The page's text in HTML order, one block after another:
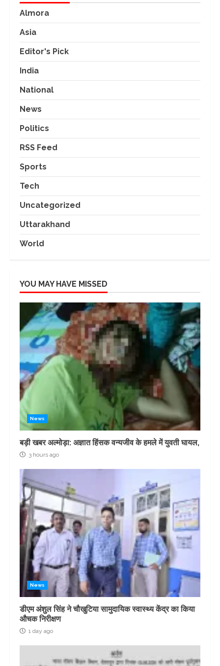
Almora
Asia
Editor's Pick
India
National
News
Politics
RSS Feed
Sports
Tech
Uncategorized
Uttarakhand
World
YOU MAY HAVE MISSED
News
बड़ी खबर अल्मोड़ा: अज्ञात हिंसक वन्यजीव के हमले में युवती घायल,
3 hours ago
News
डीएम अंशुल सिंह ने चौखुटिया सामुदायिक स्वास्थ्य केंद्र का किया
औचक निरीक्षण
1 day ago